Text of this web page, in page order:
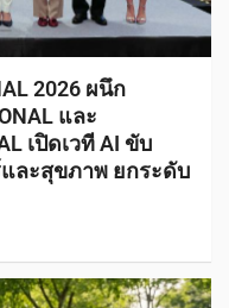
2026 ผนึก
และ
เปิดเวที AI ขับ
ละสุขภาพ ยกระดับ